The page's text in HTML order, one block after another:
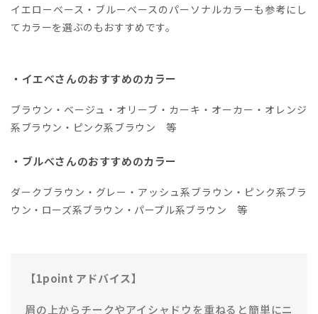
イエローベース・ブルーベースのパーソナルカラーも参考にし
てカラーを選ぶのもおすすめです。
・イエベさんのおすすめのカラー
ブラウン・ベージュ・オリーブ・カーキ・オーカー・オレンジ
系ブラウン・ピンク系ブラウン 等
・ブルべさんのおすすめのカラー
ダークブラウン・グレー・アッシュ系ブラウン・ピンク系ブラ
ウン・ローズ系ブラウン・パープル系ブラウン 等
【1point アドバイス】
眉の上からチークやアイシャドウを重ねると簡単にニ